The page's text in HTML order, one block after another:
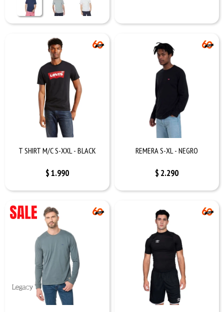
T SHIRT M/C S-XXL - BLACK
$1.990
REMERA S-XL - NEGRO
$ 2.290